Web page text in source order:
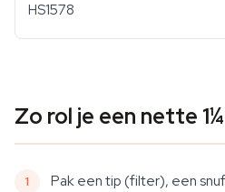
HS1578
Zo rol je een nette 1¼
Pak een tip (filter), een